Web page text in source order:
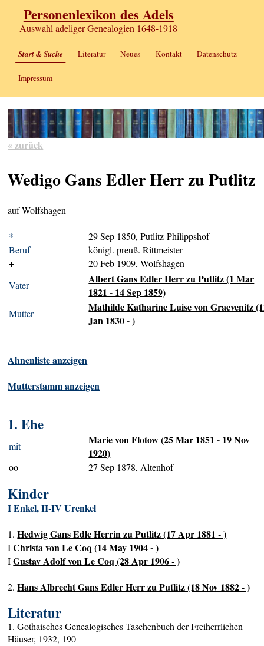
Personenlexikon des Adels
Auswahl adeliger Genealogien 1648-1918
Start & Suche Literatur Neues Kontakt Datenschutz
Impressum
« zurück
Wedigo Gans Edler Herr zu Putlitz
auf Wolfshagen
*
29 Sep 1850, Putlitz-Philippshof
Beruf
königl. preuß. Rittmeister
+
20 Feb 1909, Wolfshagen
Vater
Albert Gans Edler Herr zu Putlitz (1 Mar
1821 - 14 Sep 1859)
Mutter
Mathilde Katharine Luise von Graevenitz
Jan 1830 - )
Ahnenliste anzeigen
Mutterstamm anzeigen
1. Ehe
mit
Marie von Flotow (25 Mar 1851 - 19 Nov
1920)
oo 27 Sep 1878, Altenhof
Kinder
I Enkel, II-IV Urenkel
1.Hedwig Gans Edle Herrin zu Putlitz (17 Apr 1881 - )
IChrista von Le Coq (14 May 1904 - )
IGustav Adolf von Le Coq (28 Apr 1906 - )
2.Hans Albrecht Gans Edler Herr zu Putlitz (18 Nov 1882 - )
Literatur
1. Gothaisches Genealogisches Taschenbuch der Freiherrlichen
Häuser, 1932, 190